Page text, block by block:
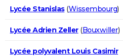
Lycée Stanislas(Wissembourg)
Lycée Adrien Zeller(Bouxwiller)
Lycée polyvalent Louis Casimir